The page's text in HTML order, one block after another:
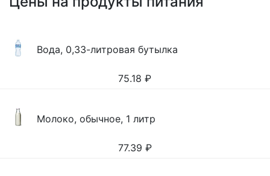
Вода, 0,33-литровая бутылка
75.18 ₽
Молоко, обычное, 1 литр
77.39 ₽